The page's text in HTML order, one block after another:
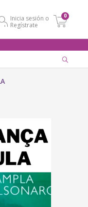
Inicia sesión o
Regístrate
0